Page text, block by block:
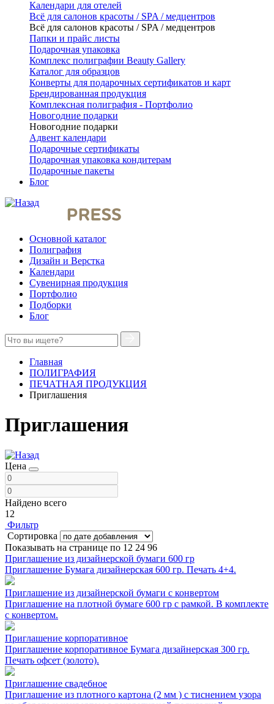
Календари для отелей
Всё для салонов красоты / SPA / медцентров
Всё для салонов красоты / SPA / медцентров
Папки и прайс листы
Подарочная упаковка
Комплекс полиграфии Beauty Gallery
Каталог для образцов
Конверты для подарочных сертификатов и карт
Брендированная продукция
Комплексная полиграфия - Портфолио
Новогодние подарки
Новогодние подарки
Адвент календари
Подарочные сертификаты
Подарочная упаковка кондитерам
Подарочные пакеты
Блог
Основной каталог
Полиграфия
Дизайн и Верстка
Календари
Сувенирная продукция
Портфолио
Подборки
Блог
Главная
ПОЛИГРАФИЯ
ПЕЧАТНАЯ ПРОДУКЦИЯ
Приглашения
Приглашения
Цена
Найдено всего
12
Фильтр
Сортировка
Показывать на странице по 12 24 96
Приглашение из дизайнерской бумаги 600 гр
Приглашение Бумага дизайнерская 600 гр. Печать 4+4.
Приглашение из дизайнерской бумаги с конвертом
Приглашение на плотной бумаге 600 гр с рамкой. В комплекте
с конвертом.
Приглашение корпоративное
Приглашение корпоративное Бумага дизайнерская 300 гр.
Печать офсет (золото).
Приглашение свадебное
Приглашение из плотного картона (2 мм ) с тиснением узора